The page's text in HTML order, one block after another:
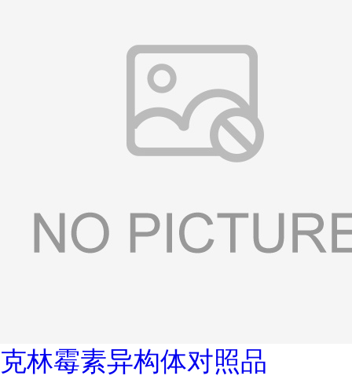
克林霉素异构体对照品